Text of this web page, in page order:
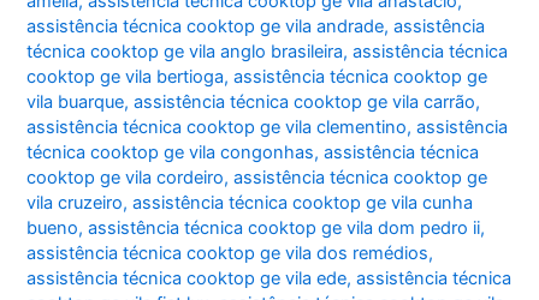
assistência técnica cooktop ge vila andrade,assistência
técnica cooktop ge vila anglo brasileira,assistência técnica
cooktop ge vila bertioga,assistência técnica cooktop ge
vila buarque,assistência técnica cooktop ge vila carrão,
assistência técnica cooktop ge vila clementino,assistência
técnica cooktop ge vila congonhas,assistência técnica
cooktop ge vila cordeiro,assistência técnica cooktop ge
vila cruzeiro,assistência técnica cooktop ge vila cunha
bueno,assistência técnica cooktop ge vila dom pedro ii,
assistência técnica cooktop ge vila dos remédios,
assistência técnica cooktop ge vila ede,assistência técnica